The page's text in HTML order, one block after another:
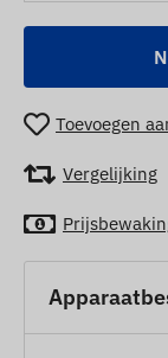
Toevoegen
Vergelijking